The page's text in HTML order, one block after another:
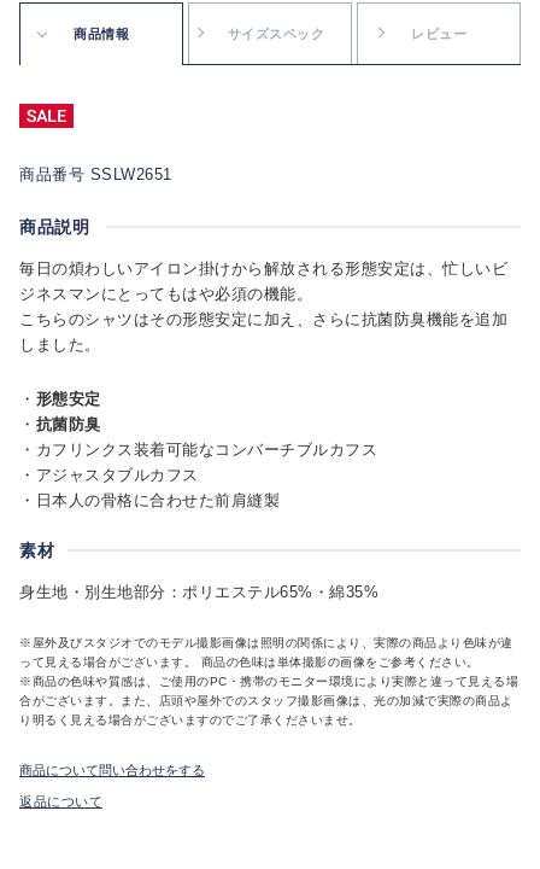
商品情報 サイズスペック レビュー
商品番号 SSLW2651
商品説明
毎日の煩わしいアイロン掛けから解放される形態安定は、忙しいビ
ジネスマンにとってもはや必須の機能。
こちらのシャツはその形態安定に加え、さらに抗菌防臭機能を追加
しました。
・ 形態安定
・ 抗菌防臭
・カフリンクス装着可能なコンバーチブルカフス
・アジャスタブルカフス
・日本人の骨格に合わせた前肩縫製
素材
身生地・別生地部分：ポリエステル65%・綿35%
※屋外及びスタジオでのモデル撮影画像は照明の関係により、実際の商品より色味が違
って見える場合がございます。 商品の色味は単体撮影の画像をご参考ください。
※商品の色味や質感は、ご使用のPC・携帯のモニター環境により実際と違って見える場
合がございます。また、店頭や屋外でのスタッフ撮影画像は、光の加減で実際の商品よ
り明るく見える場合がございますのでご了承くださいませ。
商品について問い合わせをする
返品について